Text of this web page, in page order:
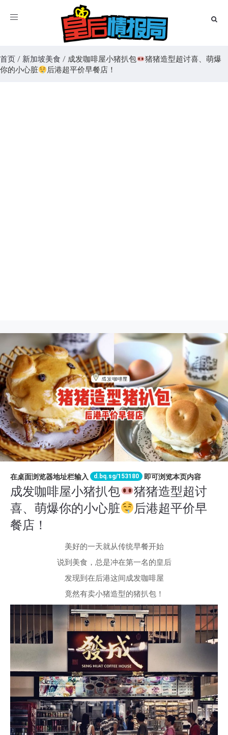
Toggle
首页 / 新加坡美食 / 成发咖啡屋小猪扒包
猪猪造型超讨喜、萌爆
你的小心脏
后港超平价早餐店！
在桌面浏览器地址栏输入 d.bq.sg/153180 即可浏览本页内容
成发咖啡屋小猪扒包
猪猪造型超讨
喜、萌爆你的小心脏
后港超平价早
餐店！
美好的一天就从传统早餐开始
说到美食，总是冲在第一名的皇后
发现到在后港这间成发咖啡屋
竟然有卖小猪造型的猪扒包！